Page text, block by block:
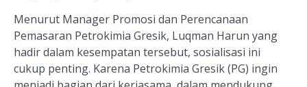
Menurut Manager Promosi dan Perencanaan
Pemasaran Petrokimia Gresik, Luqman Harun yang
hadir dalam kesempatan tersebut, sosialisasi ini
cukup penting. Karena Petrokimia Gresik (PG) ingin